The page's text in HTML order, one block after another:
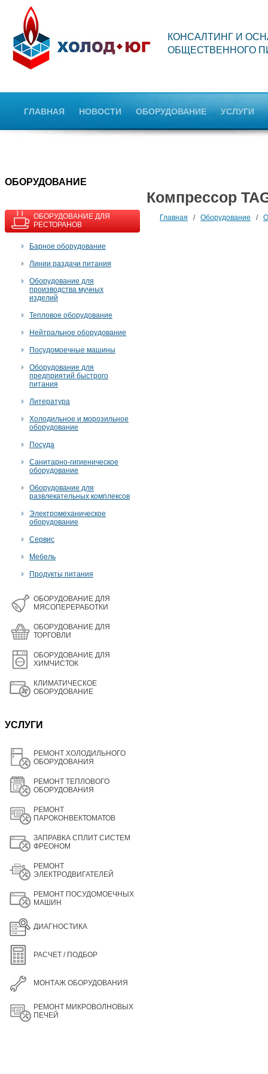
КОНСАЛТИНГ И
ОБЩЕСТВЕННОГО
ГЛАВНАЯ НОВОСТИ ОБОРУДОВАНИЕ УСЛУГИ
OБОРУДОВАНИЕ
ОБОРУДОВАНИЕ ДЛЯ
РЕСТОРАНОВ
Барное оборудование
Линии раздачи питания
Оборудование для
производства мучных
изделий
Тепловое оборудование
Нейтральное оборудование
Посудомоечные машины
Оборудование для
предприятий быстрого
питания
Литература
Холодильное и морозильное
оборудование
Посуда
Санитарно-гигиеническое
оборудование
Оборудование для
развлекательных комплексов
Электромеханическое
оборудование
Сервис
Мебель
Продукты питания
OБОРУДОВАНИЕ ДЛЯ
МЯСОПЕРЕРАБОТКИ
ОБОРУДОВАНИЕ ДЛЯ
ТОРГОВЛИ
ОБОРУДОВАНИЕ ДЛЯ
ХИМЧИСТОК
КЛИМАТИЧЕСКОЕ
ОБОРУДОВАНИЕ
УСЛУГИ
РЕМОНТ ХОЛОДИЛЬНОГО
ОБОРУДОВАНИЯ
РЕМОНТ ТЕПЛОВОГО
ОБОРУДОВАНИЯ
РЕМОНТ
ПАРОКОНВЕКТОМАТОВ
ЗАПРАВКА СПЛИТ СИСТЕМ
ФРЕОНОМ
РЕМОНТ
ЭЛЕКТРОДВИГАТЕЛЕЙ
РЕМОНТ ПОСУДОМОЕЧНЫХ
МАШИН
ДИАГНОСТИКА
РАСЧЕТ / ПОДБОР
МОНТАЖ ОБОРУДОВАНИЯ
РЕМОНТ МИКРОВОЛНОВЫХ
ПЕЧЕЙ
Компрессор
Главная / Оборудование /